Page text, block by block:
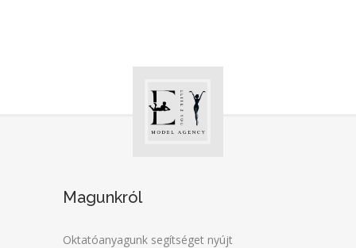
Magunkról
Oktatóanyagunk segítséget nyújt